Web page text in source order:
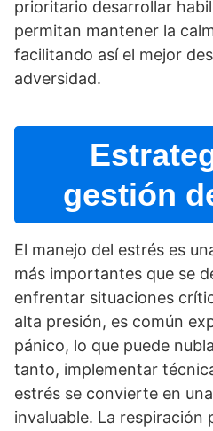
prioritario desarrollar
permitan mantener la
facilitando así­ el mejor
adversidad.
gestión
El manejo del estrés es
más importantes que se
enfrentar situaciones
alta presión, es común
pánico, lo que puede
tanto, implementar
estrés se convierte en
invaluable. La respiración